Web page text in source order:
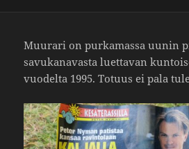
Muurari on purka­massa uunin
savu­ka­na­vasta luet­tavan
vuodelta 1995. Totuus ei pala